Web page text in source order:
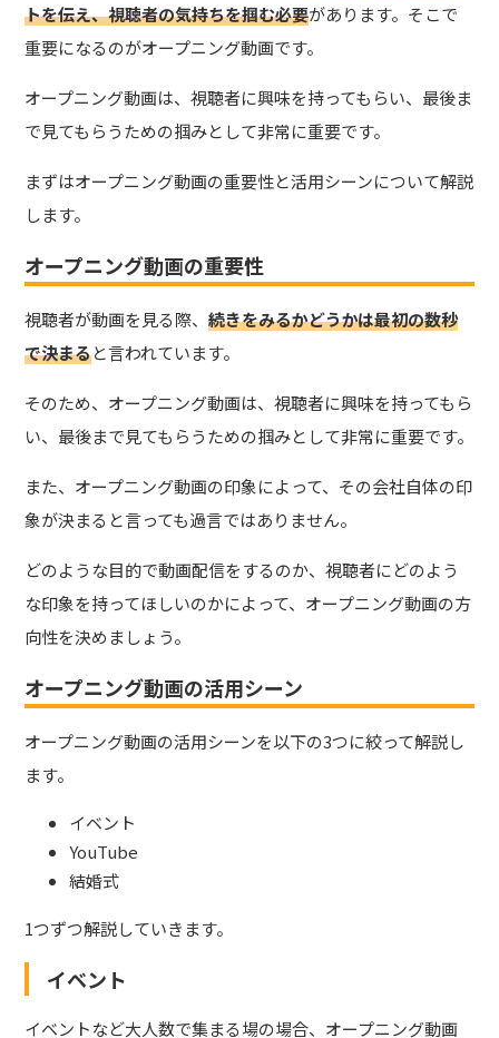
トを伝え、視聴者の気持ちを掴む必要があります。そこで
重要になるのがオープニング動画です。
オープニング動画は、視聴者に興味を持ってもらい、最後ま
で見てもらうための掴みとして非常に重要です。
まずはオープニング動画の重要性と活用シーンについて解説
します。
オープニング動画の重要性
視聴者が動画を見る際、続きをみるかどうかは最初の数秒
で決まると言われています。
そのため、オープニング動画は、視聴者に興味を持ってもら
い、最後まで見てもらうための掴みとして非常に重要です。
また、オープニング動画の印象によって、その会社自体の印
象が決まると言っても過言ではありません。
どのような目的で動画配信をするのか、視聴者にどのよう
な印象を持ってほしいのかによって、オープニング動画の方
向性を決めましょう。
オープニング動画の活用シーン
オープニング動画の活用シーンを以下の3つに絞って解説し
ます。
イベント
YouTube
結婚式
1つずつ解説していきます。
イベント
イベントなど大人数で集まる場の場合、オープニング動画